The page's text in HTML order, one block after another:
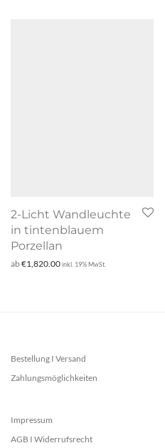
2-Licht Wandleuchte
in tintenblauem
Porzellan
ab€1,820.00inkl. 19% MwSt.
Bestellung I Versand
Zahlungsmöglichkeiten
Impressum
AGB I Widerrufsrecht